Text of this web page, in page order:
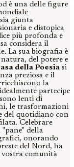
è una delle figure
giunta
e distopica
più profonda e
considera il
La sua biografia è
del potere e
della Poesia si
preziosa e il
la
partecipe
lenti di
le trasformazioni
del quotidiano con
Celebrare
della
onorando
del Nord, ha
comunità